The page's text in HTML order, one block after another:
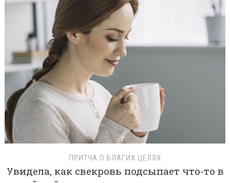
ПРИТЧА О БЛАГИХ ЦЕЛЯХ
Увидела, как свекровь подсыпает что-то в